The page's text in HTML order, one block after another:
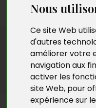
Nous
Ce site Web
d'autres
améliorer votre
navigation aux
activer les
site Web, pour
expérience sur
Presse